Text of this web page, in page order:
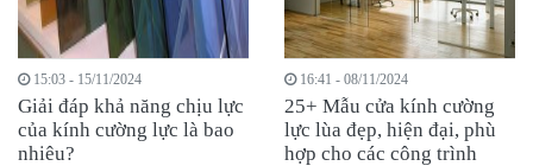
15:03 - 15/11/2024
Giải đáp khả năng chịu lực
của kính cường lực là bao
nhiêu?
16:41 - 08/11/2024
25+ Mẫu cửa kính cường
lực lùa đẹp, hiện đại, phù
hợp cho các công trình